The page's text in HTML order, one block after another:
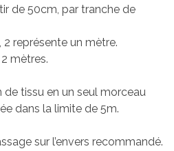
de 50cm, par tranche de
représente un mètre.
mètres.
tissu en un seul morceau
dans la limite de 5m.
sur l’envers recommandé.